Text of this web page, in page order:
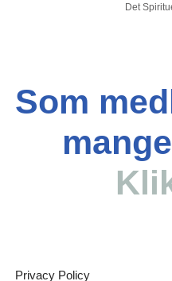
Det
Som
Privacy Policy